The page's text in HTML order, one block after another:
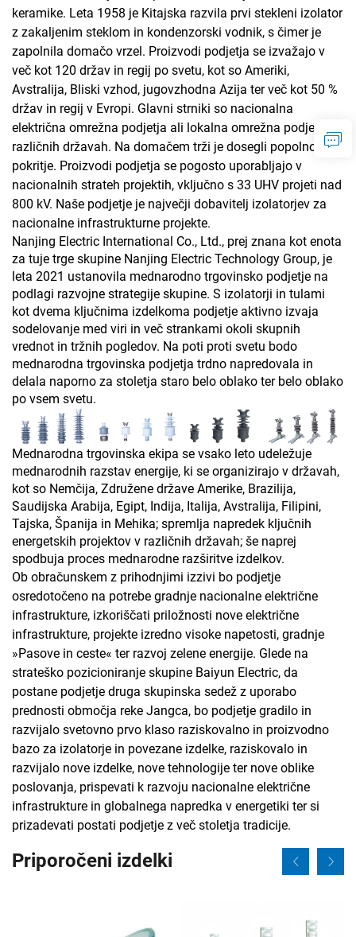
keramike. Leta 1958 je Kitajska razvila prvi stekleni izolator
z zakaljenim steklom in kondenzorski vodnik, s čimer je
zapolnila domačo vrzel. Proizvodi podjetja se izvažajo v
več kot 120 držav in regij po svetu, kot so Ameriki,
Avstralija, Bliski vzhod, jugovzhodna Azija ter več kot 50 %
držav in regij v Evropi. Glavni strniki so nacionalna
električna omrežna podjetja ali lokalna omrežna podjetja v
različnih državah. Na domačem trži je dosegli popolno
pokritje. Proizvodi podjetja se pogosto uporabljajo v
nacionalnih strateh projektih, vključno s 33 UHV projeti nad
800 kV. Naše podjetje je največji dobavitelj izolatorjev za
nacionalne infrastrukturne projekte.
Nanjing Electric International Co., Ltd., prej znana kot enota
za tuje trge skupine Nanjing Electric Technology Group, je
leta 2021 ustanovila mednarodno trgovinsko podjetje na
podlagi razvojne strategije skupine. S izolatorji in tulami
kot dvema ključnima izdelkoma podjetje aktivno izvaja
sodelovanje med viri in več strankami okoli skupnih
vrednot in tržnih pogledov. Na poti proti svetu bodo
mednarodna trgovinska podjetja trdno napredovala in
delala naporno za stoletja staro belo oblako ter belo oblako
po vsem svetu.
Mednarodna trgovinska ekipa se vsako leto udeležuje
mednarodnih razstav energije, ki se organizirajo v državah,
kot so Nemčija, Združene države Amerike, Brazilija,
Saudijska Arabija, Egipt, Indija, Italija, Avstralija, Filipini,
Tajska, Španija in Mehika; spremlja napredek ključnih
energetskih projektov v različnih državah; še naprej
spodbuja proces mednarodne razširitve izdelkov.
Ob obračunskem z prihodnjimi izzivi bo podjetje
osredotočeno na potrebe gradnje nacionalne električne
infrastrukture, izkoriščati priložnosti nove električne
infrastrukture, projekte izredno visoke napetosti, gradnje
»Pasove in ceste« ter razvoj zelene energije. Glede na
strateško pozicioniranje skupine Baiyun Electric, da
postane podjetje druga skupinska sedež z uporabo
prednosti območja reke Jangca, bo podjetje gradilo in
razvijalo svetovno prvo klaso raziskovalno in proizvodno
bazo za izolatorje in povezane izdelke, raziskovalo in
razvijalo nove izdelke, nove tehnologije ter nove oblike
poslovanja, prispevati k razvoju nacionalne električne
infrastrukture in globalnega napredka v energetiki ter si
prizadevati postati podjetje z več stoletja tradicije.
Priporočeni izdelki